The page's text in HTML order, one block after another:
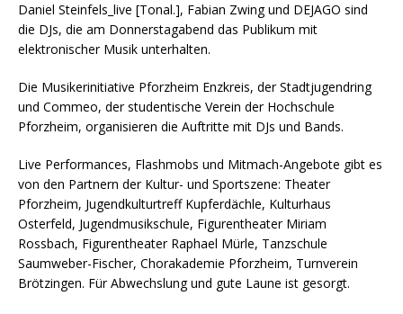
Daniel Steinfels_live [Tonal.], Fabian Zwing und DEJAGO sind
die DJs, die am Donnerstagabend das Publikum mit
elektronischer Musik unterhalten.
Die Musikerinitiative Pforzheim Enzkreis, der Stadtjugendring
und Commeo, der studentische Verein der Hochschule
Pforzheim, organisieren die Auftritte mit DJs und Bands.
Live Performances, Flashmobs und Mitmach-Angebote gibt es
von den Partnern der Kultur- und Sportszene: Theater
Pforzheim, Jugendkulturtreff Kupferdächle, Kulturhaus
Osterfeld, Jugendmusikschule, Figurentheater Miriam
Rossbach, Figurentheater Raphael Mürle, Tanzschule
Saumweber-Fischer, Chorakademie Pforzheim, Turnverein
Brötzingen. Für Abwechslung und gute Laune ist gesorgt.